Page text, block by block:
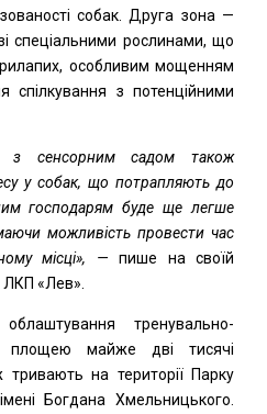
собак. Друга зона —
спеціальними рослинами, що
особливим мощенням
з потенційними
з сенсорним садом також
у собак, що потрапляють до
господарям буде ще легше
можливість провести час
місці», — пише на своїй
ЛКП «Лев».
тренувально-
площею майже дві тисячі
тривають на території Парку
Богдана Хмельницького.